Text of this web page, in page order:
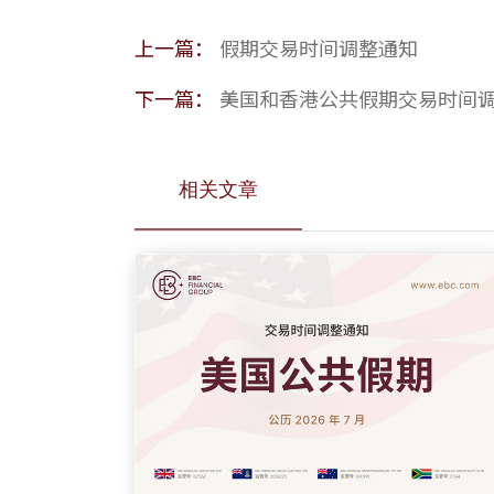
上一篇： 假期交易时间调整通知
下一篇： 美国和香港公共假期交易时间
相关文章